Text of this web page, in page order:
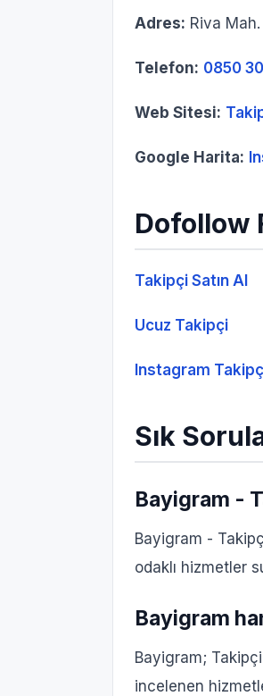
Adres: Riva
Telefon: 0850
Web Sitesi:
Google Harita:
Dofollow
Takipçi Satın Al
Ucuz Takipçi
Instagram
Sık
Bayigram -
Bayigram -
odaklı hizmetler
Bayigram
Bayigram;
incelenen